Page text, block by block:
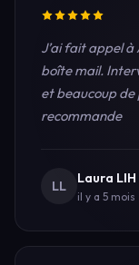
J’ai fait appel
boîte mail.
et beaucoup de
recommande
LL
Laura LIH
il y a 5 mois